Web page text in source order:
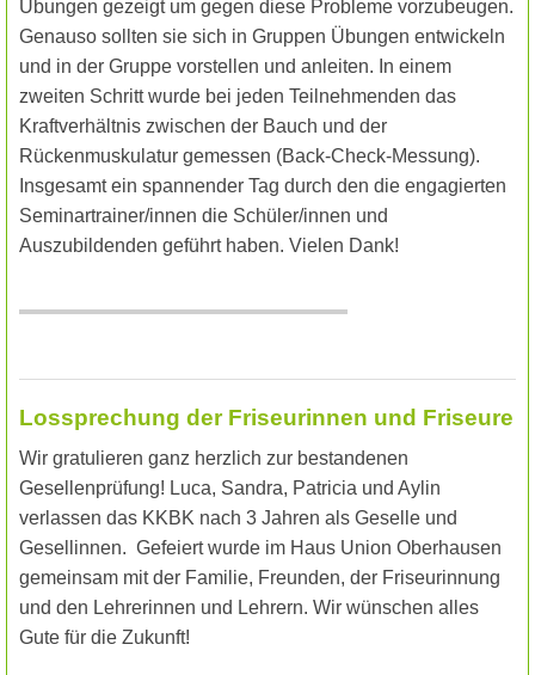
Übungen gezeigt um gegen diese Probleme vorzubeugen.
Genauso sollten sie sich in Gruppen Übungen entwickeln
und in der Gruppe vorstellen und anleiten. In einem
zweiten Schritt wurde bei jeden Teilnehmenden das
Kraftverhältnis zwischen der Bauch und der
Rückenmuskulatur gemessen (Back-Check-Messung).
Insgesamt ein spannender Tag durch den die engagierten
Seminartrainer/innen die Schüler/innen und
Auszubildenden geführt haben. Vielen Dank!
Lossprechung der Friseurinnen und Friseure
Wir gratulieren ganz herzlich zur bestandenen
Gesellenprüfung! Luca, Sandra, Patricia und Aylin
verlassen das KKBK nach 3 Jahren als Geselle und
Gesellinnen. Gefeiert wurde im Haus Union Oberhausen
gemeinsam mit der Familie, Freunden, der Friseurinnung
und den Lehrerinnen und Lehrern. Wir wünschen alles
Gute für die Zukunft!